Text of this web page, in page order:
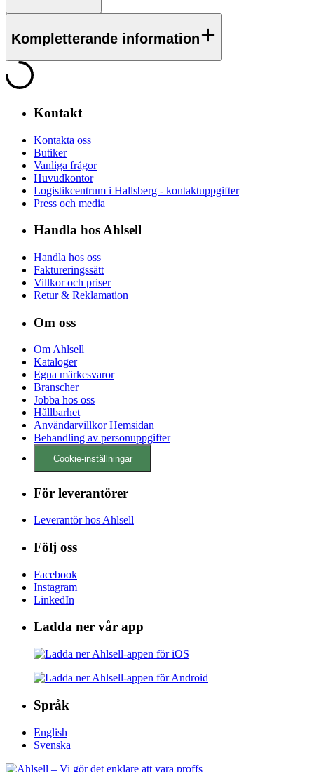
Kompletterande information
Kontakt
Kontakta oss
Butiker
Vanliga frågor
Huvudkontor
Logistikcentrum i Hallsberg - kontaktuppgifter
Press och media
Handla hos Ahlsell
Handla hos oss
Faktureringssätt
Villkor och priser
Retur & Reklamation
Om oss
Om Ahlsell
Kataloger
Egna märkesvaror
Branscher
Jobba hos oss
Hållbarhet
Användarvillkor Hemsidan
Behandling av personuppgifter
Cookie-inställningar
För leverantörer
Leverantör hos Ahlsell
Följ oss
Facebook
Instagram
LinkedIn
Ladda ner vår app
Språk
English
Svenska